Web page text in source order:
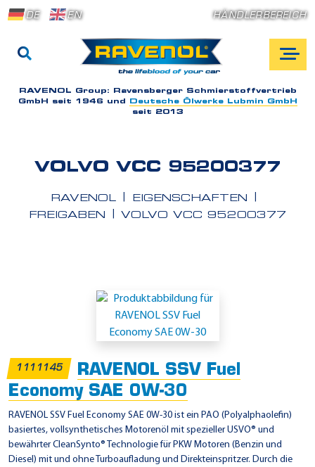
DE EN HÄNDLERBEREICH
RAVENOL Group: Ravensberger Schmierstoffvertrieb
GmbH seit 1946 und
Deutsche Ölwerke Lubmin GmbH
seit 2013
VOLVO VCC 95200377
RAVENOL
EIGENSCHAFTEN
FREIGABEN
VOLVO VCC 95200377
s
a
t
z
g
e
1111145
RAVENOL SSV Fuel
Economy SAE 0W-30
RAVENOL SSV Fuel Economy SAE 0W-30 ist ein PAO (Polyalphaolefin)
basiertes, vollsynthetisches Motorenöl mit spezieller USVO® und
bewährter CleanSynto® Technologie für PKW Motoren (Benzin und
Diesel) mit und ohne Turboaufladung und Direkteinspritzer. Durch die